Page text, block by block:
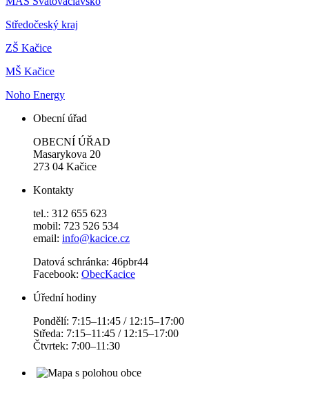
Středočeský kraj
ZŠ Kačice
MŠ Kačice
Noho Energy
Obecní úřad
OBECNÍ ÚŘAD
Masarykova 20
273 04 Kačice
Kontakty
tel.: 312 655 623
mobil: 723 526 534
email: info@kacice.cz
Datová schránka: 46pbr44
Facebook: ObecKacice
Úřední hodiny
Pondělí: 7:15–11:45 / 12:15–17:00
Středa: 7:15–11:45 / 12:15–17:00
Čtvrtek: 7:00–11:30